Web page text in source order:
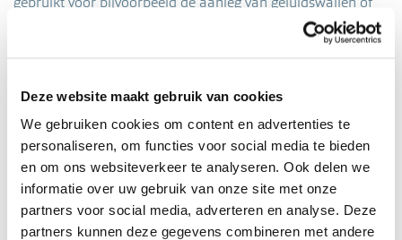
Deze website maakt gebruik van cookies
We gebruiken cookies om content en advertenties te
personaliseren, om functies voor social media te bieden
en om ons websiteverkeer te analyseren. Ook delen we
informatie over uw gebruik van onze site met onze
partners voor social media, adverteren en analyse. Deze
partners kunnen deze gegevens combineren met andere
uitvoeren onder onze BRL9335-erkenning.